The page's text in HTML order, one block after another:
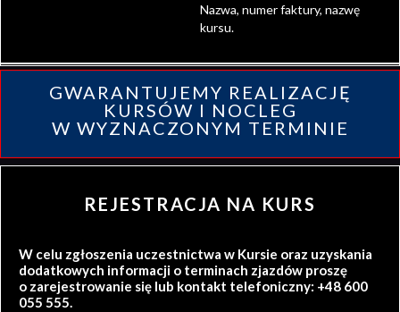
Nazwa, numer faktury, nazwę
kursu.
GWARANTUJEMY REALIZACJĘ
KURSÓW I NOCLEG
W WYZNACZONYM TERMINIE
REJESTRACJA NA KURS
W celu zgłoszenia uczestnictwa w Kursie oraz uzyskania
dodatkowych informacji o terminach zjazdów proszę
o zarejestrowanie się lub kontakt telefoniczny: +48 600
055 555.